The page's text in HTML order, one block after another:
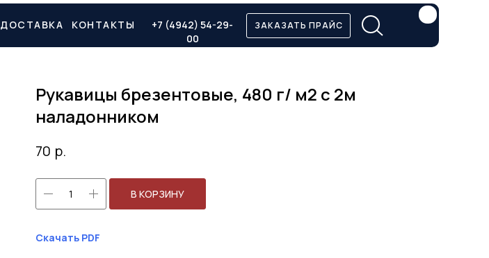
ЗАКАЗАТЬ ПРАЙС
+7 (4942) 54-29-
00
КОНТАКТЫ
ДОСТАВКА
Рукавицы брезентовые, 480 г/ м2 с 2м
наладонником
70 р.
В КОРЗИНУ
Скачать PDF